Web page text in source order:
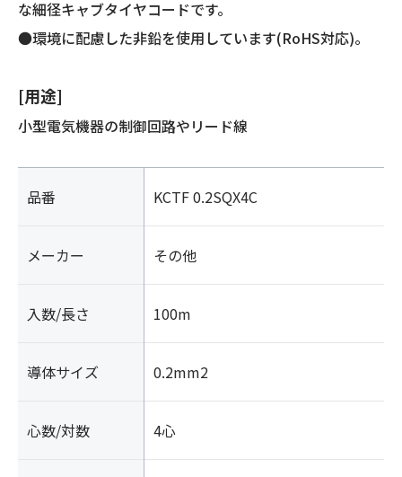
な細径キャブタイヤコードです。
●環境に配慮した非鉛を使用しています(RoHS対応)。
[用途]
小型電気機器の制御回路やリード線
品番 KCTF 0.2SQX4C
メーカー その他
入数/長さ 100m
導体サイズ 0.2mm2
心数/対数 4心